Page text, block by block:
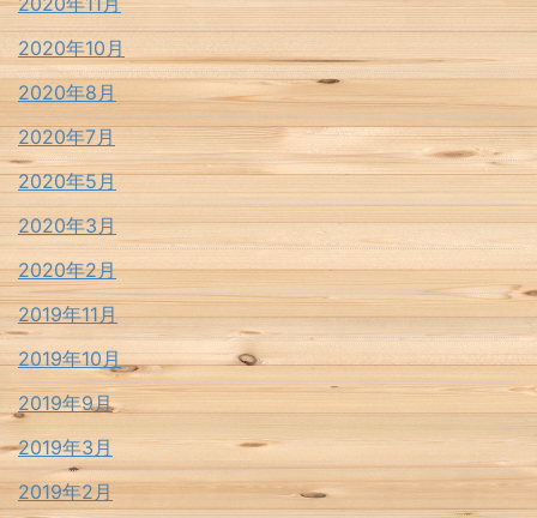
2020年10月
2020年8月
2020年7月
2020年5月
2020年3月
2020年2月
2019年11月
2019年10月
2019年9月
2019年3月
2019年2月